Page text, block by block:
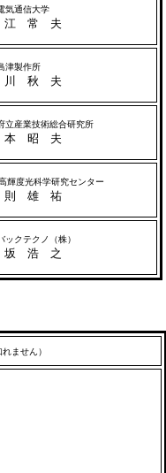
気通信大学
常 夫
津製作所
秋 夫
立産業技術総合研究所
昭 夫
輝度光科学研究センター
雄 祐
クテクノ（株）
浩 之
ません）